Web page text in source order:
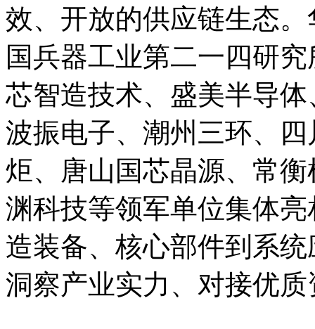
效、开放的供应链生态
国兵器工业第二一四研
芯智造技术、盛美半导
波振电子、潮州三环、
炬、唐山国芯晶源、常
渊科技等领军单位集体
造装备、核心部件到系
洞察产业实力、对接优